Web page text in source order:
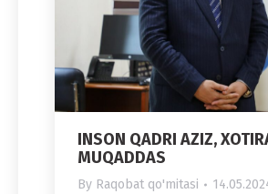
INSON QADRI AZIZ,
MUQADDAS
By Raqobat qo'mitasi